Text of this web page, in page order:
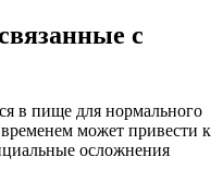
с
в пище для нормального
может привести к
осложнения